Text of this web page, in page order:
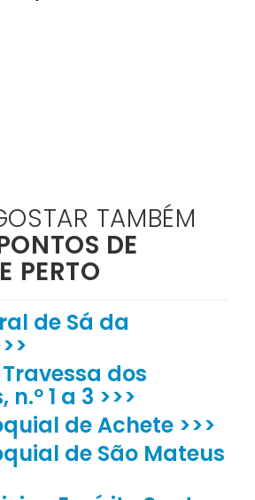
TAMBÉM
DE
PERTO
de Sá da
dos
1 a 3 >>>
de Achete >>>
de São Mateus